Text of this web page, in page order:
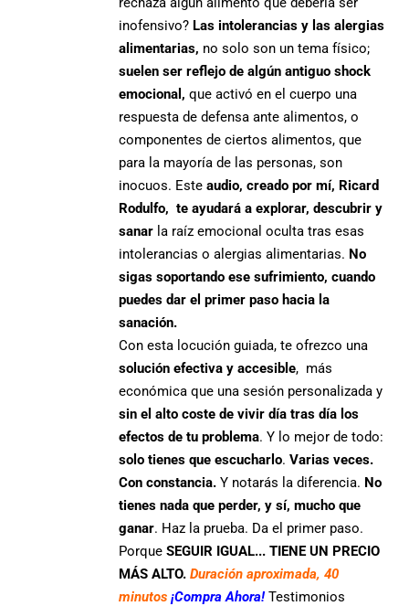
inofensivo? Las intolerancias y las alergias
alimentarias, no solo son un tema físico;
suelen ser reflejo de algún antiguo shock
emocional, que activó en el cuerpo una
respuesta de defensa ante alimentos, o
componentes de ciertos alimentos, que
para la mayoría de las personas, son
inocuos. Esteaudio, creado por mí, Ricard
Rodulfo, te ayudará a explorar, descubrir y
sanar la raíz emocional oculta tras esas
intolerancias o alergias alimentarias. No
sigas soportando ese sufrimiento, cuando
puedes dar el primer paso hacia la
sanación.
Con esta locución guiada, te ofrezco una
solución efectiva y accesible, más
económica que una sesión personalizada y
sin el alto coste de vivir día tras día los
efectos de tu problema. Y lo mejor de todo:
solo tienes que escucharlo.Varias veces.
Con constancia.Y notarás la diferencia. No
tienes nada que perder, y sí, mucho que
ganar. Haz la prueba. Da el primer paso.
PorqueSEGUIR IGUAL... TIENE UN PRECIO
MÁS ALTO. Duración aproximada, 40
minutos ¡Compra Ahora! Testimonios